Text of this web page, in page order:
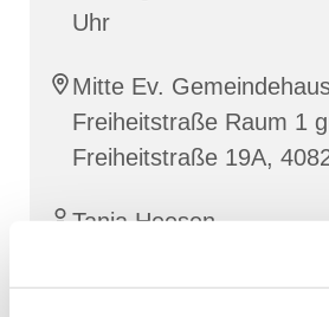
Uhr
Mitte Ev.
Freiheitstraße Raum 1
Freiheitstraße 19A,
Tanja Heesen